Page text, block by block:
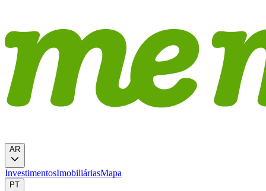
AR
InvestimentosImobiliáriasMapa
PT